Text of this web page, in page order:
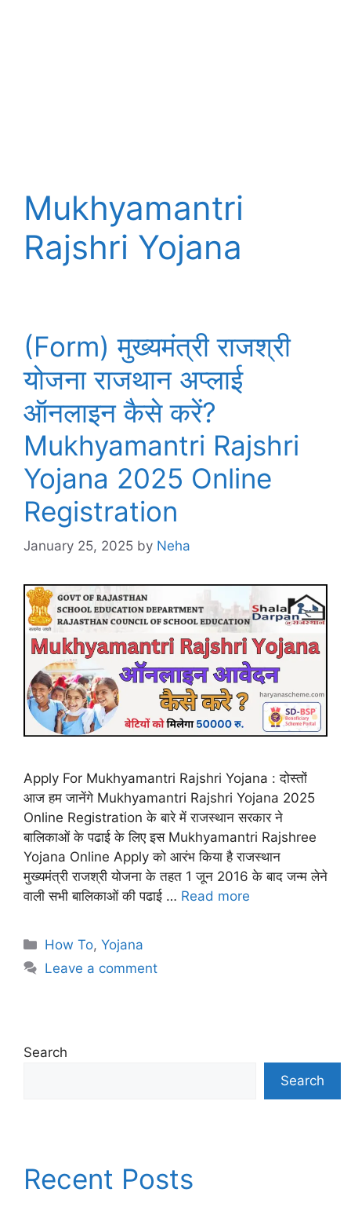
Mukhyamantri
Rajshri Yojana
(Form) मुख्यमंत्री राजश्री
योजना राजथान अप्लाई
ऑनलाइन कैसे करें?
Mukhyamantri Rajshri
Yojana 2025 Online
Registration
January 25, 2025 by Neha
Apply For Mukhyamantri Rajshri Yojana : दोस्तों
आज हम जानेंगे Mukhyamantri Rajshri Yojana 2025
Online Registration के बारे में राजस्थान सरकार ने
बालिकाओं के पढाई के लिए इस Mukhyamantri Rajshree
Yojana Online Apply को आरंभ किया है राजस्थान
मुख्यमंत्री राजश्री योजना के तहत 1 जून 2016 के बाद जन्म लेने
वाली सभी बालिकाओं की पढाई … Read more
Categories
How To,Yojana
Leave a comment
Search
Search
Recent Posts